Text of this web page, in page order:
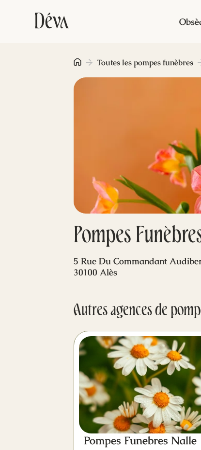
Pompes
Toutes les pompes funèbres
5 Rue Du Commandant
30100 Alès
Autres agences de
Pompes Funebres Nalle